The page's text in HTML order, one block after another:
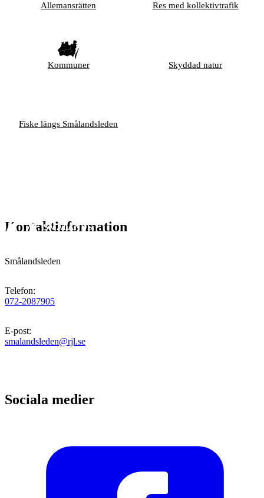
Allemansrätten Res med kollektivtrafik
Kommuner Skyddad natur
Fiske längs Smålandsleden
Kontaktinformation
Smålandsleden
Telefon:
072-2087905
E-post:
smalandsleden@rjl.se
Sociala medier